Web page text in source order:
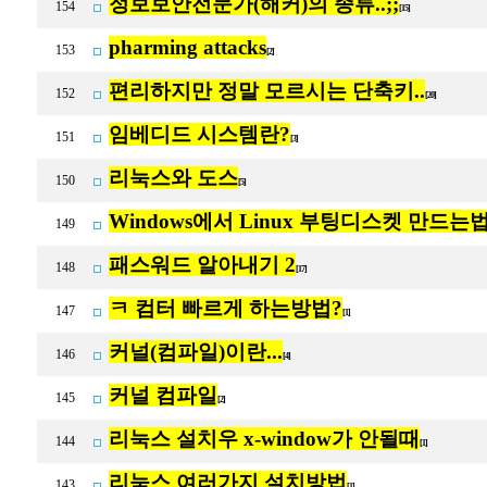
154 [15]
153 pharming attacks[2]
152 편리하지만 정말 모르시는 단축키.. [20]
151 임베디드 시스템란? [3]
150 리눅스와 도스[5]
149 Windows에서 Linux 부팅디스켓 만드는법
148 패스워드 알아내기 2 [17]
147 ㅋ 컴터 빠르게 하는방법? [1]
146 커널(컴파일)이란... [4]
145 커널 컴파일 [2]
144 리눅스 설치우 x-window가 안될때 [1]
리눅스 여러가지 설치방법